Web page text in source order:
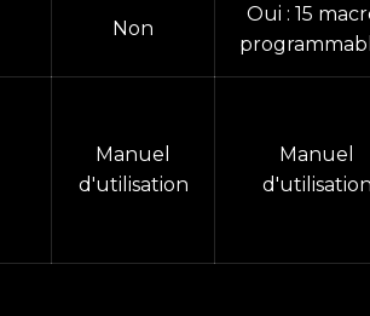
Non
Oui : 15
Manuel
d'utilisation
Manuel